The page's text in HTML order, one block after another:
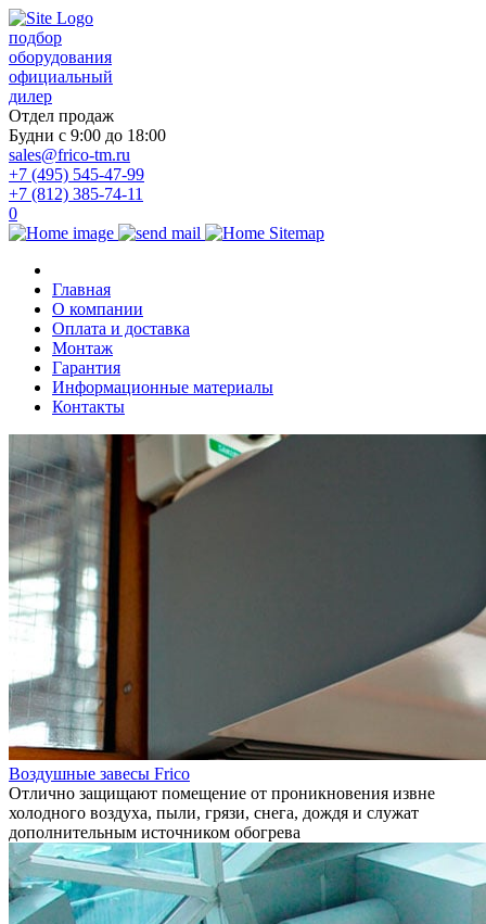
подбор
оборудования
официальный
дилер
Отдел продаж
Будни с 9:00 до 18:00
sales@frico-tm.ru
+7 (495) 545-47-99
+7 (812) 385-74-11
0
Главная
О компании
Оплата и доставка
Монтаж
Гарантия
Информационные материалы
Контакты
Воздушные завесы Frico
Отлично защищают помещение от проникновения извне
холодного воздуха, пыли, грязи, снега, дождя и служат
дополнительным источником обогрева